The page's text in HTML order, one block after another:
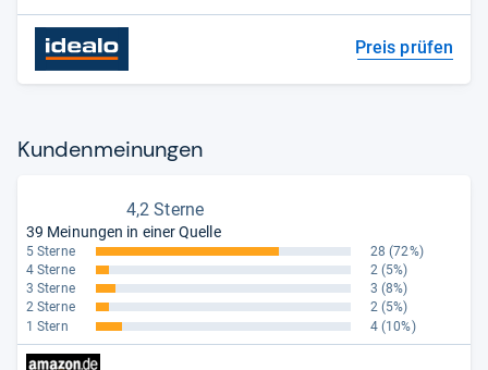
Preis prüfen
Kun­den­mei­nun­gen
4,2 Sterne
39 Meinungen in einer Quelle
5 Sterne 28 (72%)
4 Sterne
2 (5%)
3 Sterne
3 (8%)
2 Sterne
2 (5%)
1 Stern
4 (10%)